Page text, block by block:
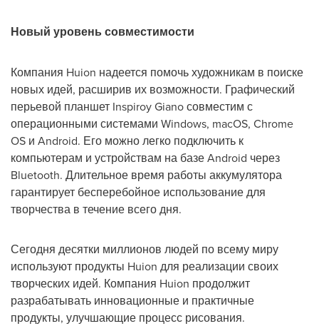
Новый уровень совместимости
Компания Huion надеется помочь художникам в поиске
новых идей, расширив их возможности. Графический
перьевой планшет Inspiroy Giano совместим с
операционными системами Windows, macOS, Chrome
OS и Android. Его можно легко подключить к
компьютерам и устройствам на базе Android через
Bluetooth. Длительное время работы аккумулятора
гарантирует бесперебойное использование для
творчества в течение всего дня.
Сегодня десятки миллионов людей по всему миру
используют продукты Huion для реализации своих
творческих идей. Компания Huion продолжит
разрабатывать инновационные и практичные
продукты, улучшающие процесс рисования.